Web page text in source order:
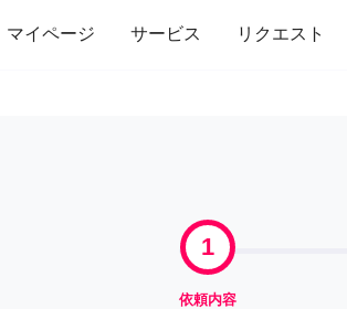
マイページ サービス リクエスト
修理・組立 家事 引っ越し イ
1
依頼内容